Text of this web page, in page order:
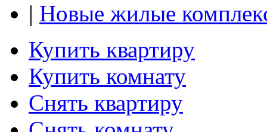
| Новые жилые
Купить квартиру
Купить комнату
Снять квартиру